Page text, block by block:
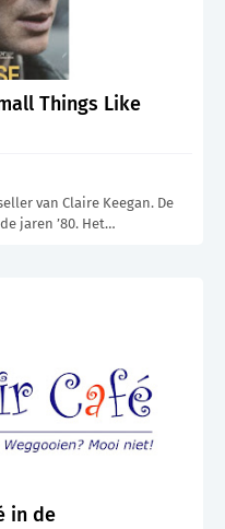
Things Like
van Claire Keegan. De
jaren ’80. Het…
in de